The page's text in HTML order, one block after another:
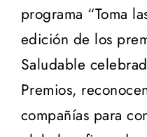
programa “Toma
edición de los
Saludable
Premios,
compañías para